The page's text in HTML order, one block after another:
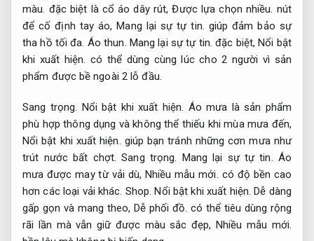
màu. đặc biệt là cổ áo dây rút,Được lựa chọn nhiều. nút
để cố định tay áo, Mang lại sự tự tin. giúp đảm bảo sự
tha hồ tối đa. Áo thun. Mang lại sự tự tin. đặc biệt, Nổi bật
khi xuất hiện. có thể dùng cùng lúc cho 2 người vì sản
phẩm được bề ngoài 2 lỗ đầu.
Sang trọng. Nổi bật khi xuất hiện. Áo mưa là sản phẩm
phù hợp thông dụng và không thể thiếu khi mùa mưa đến,
Nổi bật khi xuất hiện. giúp bạn tránh những cơn mưa như
trút nước bất chợt.Sang trọng. Mang lại sự tự tin. Áo
mưa được may từ vải dù, Nhiều mẫu mới. có độ bền cao
hơn các loại vải khác. Shop. Nổi bật khi xuất hiện. Dễ dàng
gấp gọn và mang theo, Dễ phối đồ. có thể tiêu dùng rộng
rãi lần mà vẫn giữ được màu sắc đẹp, Nhiều mẫu mới.